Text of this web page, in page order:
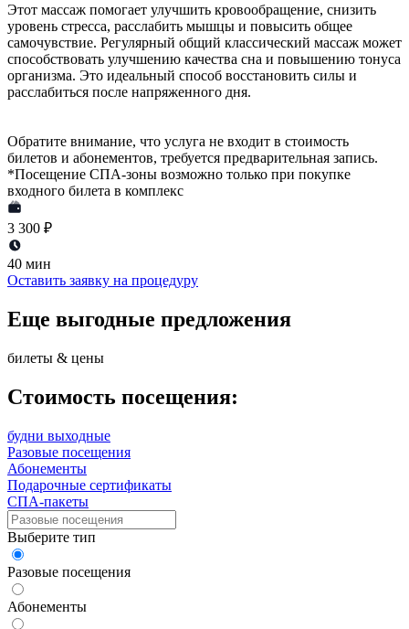
Этот массаж помогает улучшить кровообращение, снизить
уровень стресса, расслабить мышцы и повысить общее
самочувствие. Регулярный общий классический массаж может
способствовать улучшению качества сна и повышению тонуса
организма. Это идеальный способ восстановить силы и
расслабиться после напряженного дня.
Обратите внимание, что услуга не входит в стоимость
билетов и абонементов, требуется предварительная запись.
*Посещение СПА-зоны возможно только при покупке
входного билета в комплекс
3 300 ₽
40 мин
Оставить заявку на процедуру
Еще выгодные предложения
билеты & цены
Стоимость посещения:
будни выходные
Разовые посещения
Абонементы
Подарочные сертификаты
СПА-пакеты
Выберите тип
Разовые посещения
Абонементы